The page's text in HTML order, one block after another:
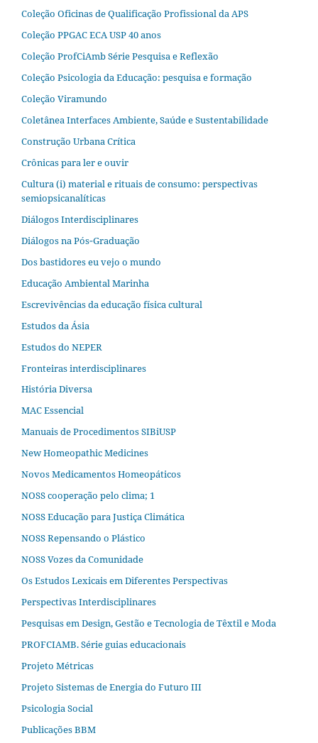
Coleção Oficinas de Qualificação Profissional da APS
Coleção PPGAC ECA USP 40 anos
Coleção ProfCiAmb Série Pesquisa e Reflexão
Coleção Psicologia da Educação: pesquisa e formação
Coleção Viramundo
Coletânea Interfaces Ambiente, Saúde e Sustentabilidade
Construção Urbana Crítica
Crônicas para ler e ouvir
Cultura (i) material e rituais de consumo: perspectivas
semiopsicanalíticas
Diálogos Interdisciplinares
Diálogos na Pós‐Graduação
Dos bastidores eu vejo o mundo
Educação Ambiental Marinha
Escrevivências da educação física cultural
Estudos da Ásia​
Estudos do NEPER
Fronteiras interdisciplinares
História Diversa
MAC Essencial
Manuais de Procedimentos SIBiUSP
New Homeopathic Medicines
Novos Medicamentos Homeopáticos
NOSS cooperação pelo clima; 1
NOSS Educação para Justiça Climática
NOSS Repensando o Plástico
NOSS Vozes da Comunidade
Os Estudos Lexicais em Diferentes Perspectivas
Perspectivas Interdisciplinares
Pesquisas em Design, Gestão e Tecnologia de Têxtil e Moda
PROFCIAMB. Série guias educacionais
Projeto Métricas
Projeto Sistemas de Energia do Futuro III
Psicologia Social
Publicações BBM